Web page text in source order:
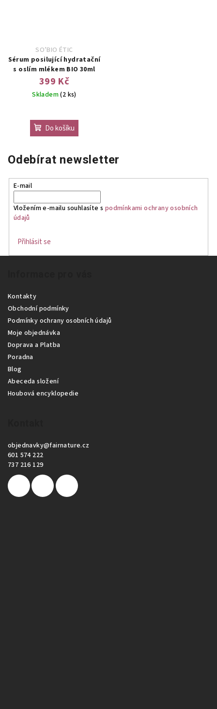
SO’BIO ÉTIC
Sérum posilující hydratační
s oslím mlékem BIO 30ml
399 Kč
Skladem(2 ks)
Do košíku
Odebírat newsletter
E-mail
Vložením e-mailu souhlasíte s podmínkami ochrany osobních
údajů
Přihlásit se
Kontakty
Obchodní podmínky
Podmínky ochrany osobních údajů
Moje objednávka
Doprava a Platba
Poradna
Blog
Abeceda složení
Houbová encyklopedie
objednavky@fairnature.cz
601 574 222
737 216 129